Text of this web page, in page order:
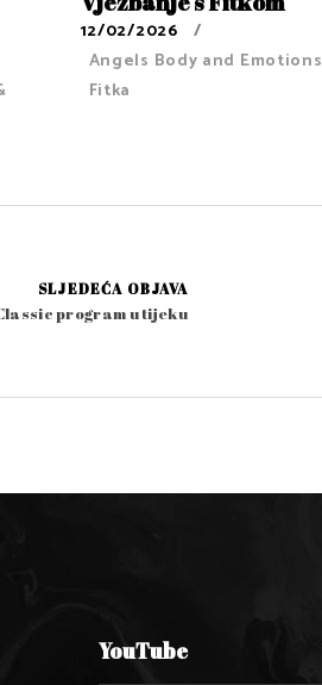
12/02/2026
Angels Body and Emotions
Fitka
SLJEDEĆA OBJAVA
program u tijeku
YouTube